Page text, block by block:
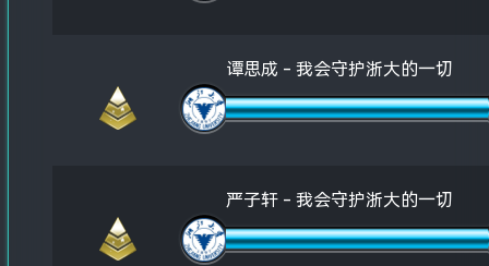
谭思成 - 我会守护浙大的一切
严子轩 - 我会守护浙大的一切